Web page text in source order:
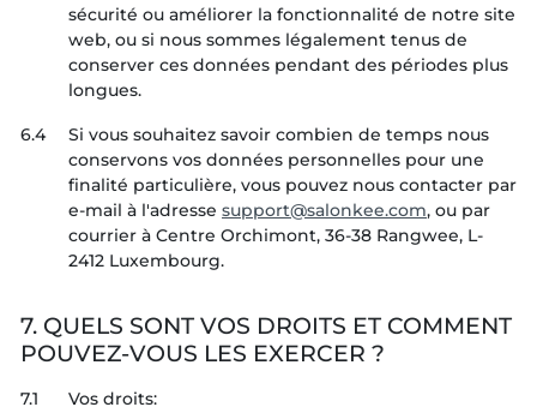
sécurité ou améliorer la fonctionnalité de notre site
web, ou si nous sommes légalement tenus de
conserver ces données pendant des périodes plus
longues.
6.4
Si vous souhaitez savoir combien de temps nous
conservons vos données personnelles pour une
finalité particulière, vous pouvez nous contacter par
e-mail à l'adresse
, ou par
courrier à Centre Orchimont, 36-38 Rangwee, L-
2412 Luxembourg.
7. QUELS SONT VOS DROITS ET COMMENT
POUVEZ-VOUS LES EXERCER ?
7.1 Vos droits: